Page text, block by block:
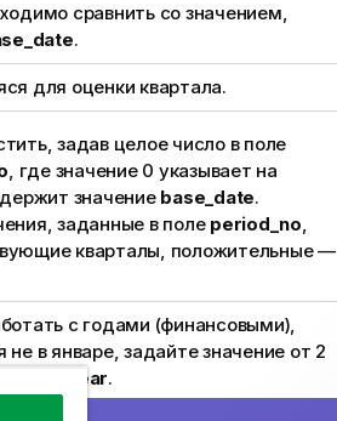
сравнить со значением,
.
для оценки квартала.
задав целое число в поле
, где значение 0 указывает на
значение base_date.
заданные в поле period_no
кварталы, положительные —
с годами (финансовыми),
в январе, задайте значение от 2
.